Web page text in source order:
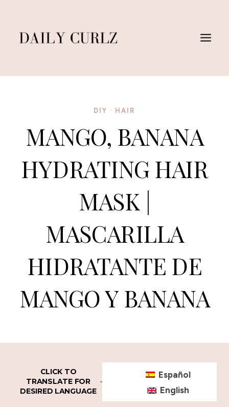
Contenido
DIY · HAIR
MANGO, BANANA
HYDRATING HAIR
MASK |
MASCARILLA
HIDRATANTE DE
MANGO Y BANANA
CLICK TO
TRANSLATE FOR
DESIRED LANGUAGE
Español
English